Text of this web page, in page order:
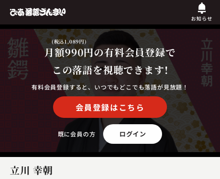
お知らせ
月額990円
(税込1,089円)
の有料会員登録で
この落語を視聴できます!
有料会員登録すると、いつでもどこでも落語が見放題！
会員登録はこちら
既に会員の方 ログイン
立川 幸朝